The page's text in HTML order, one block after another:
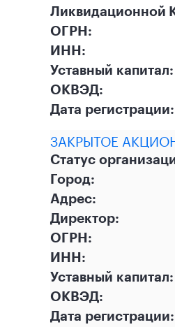
Ликвидационной
ОГРН:
ИНН:
Уставный капитал:
ОКВЭД:
Дата регистрации:
ЗАКРЫТОЕ
Статус
Город:
Адрес:
Директор:
ОГРН:
ИНН:
Уставный капитал:
ОКВЭД:
Дата регистрации: